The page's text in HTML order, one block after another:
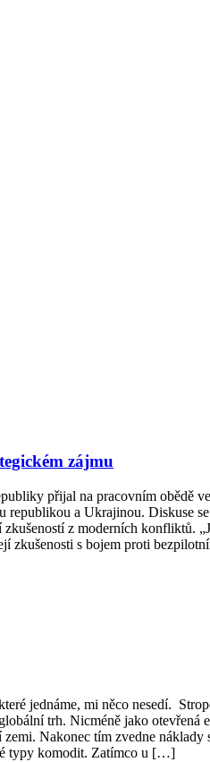
zájmu
přijal na pracovním
a Ukrajinou. Diskuse
z moderních konfliktů.
zkušenosti s bojem proti
jednáme, mi něco nesedí.
trh. Nicméně jako
Nakonec tím zvedne
typy komodit. Zatímco u […]